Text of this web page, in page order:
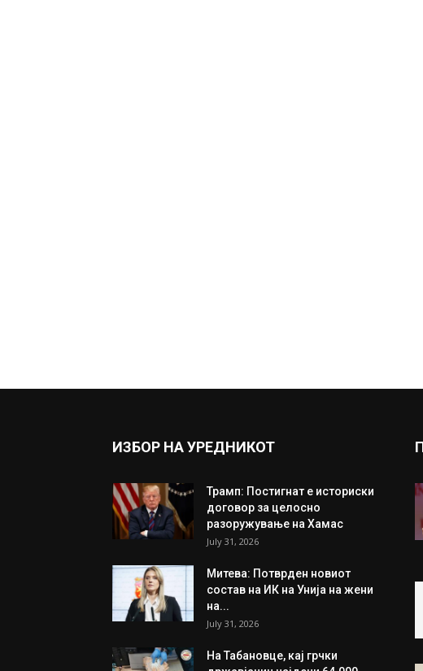
ИЗБОР НА УРЕДНИКОТ
Трамп: Постигнат е историски
договор за целосно
разоружување на Хамас
July 31, 2026
Митева: Потврден новиот
состав на ИК на Унија на жени
на...
July 31, 2026
На Табановце, кај грчки